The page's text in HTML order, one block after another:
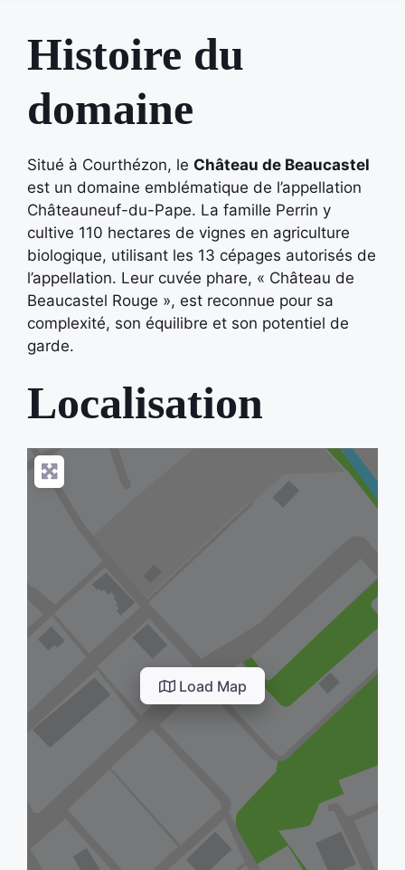
Histoire du
domaine
Situé à Courthézon, le Château de Beaucastel
est un domaine emblématique de l’appellation
Châteauneuf-du-Pape. La famille Perrin y
cultive 110 hectares de vignes en agriculture
biologique, utilisant les 13 cépages autorisés de
l’appellation. Leur cuvée phare, « Château de
Beaucastel Rouge », est reconnue pour sa
complexité, son équilibre et son potentiel de
garde.
Localisation
Load Map